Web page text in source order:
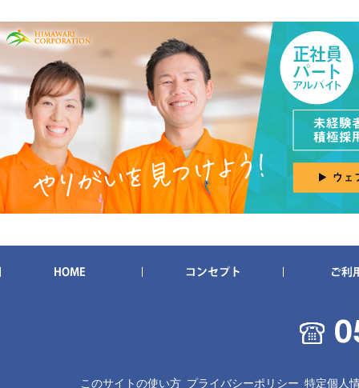
このサイトの使い方 プライバシーポリシー 特定個人